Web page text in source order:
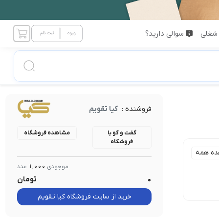
سوالی دارید؟
همه
فروشنده : کیا تقویم
گفت و گو با
فروشگاه
مشاهده فروشگاه
موجودی 1,000 عدد
0 تومان
خرید از سایت فروشگاه کیا تقویم